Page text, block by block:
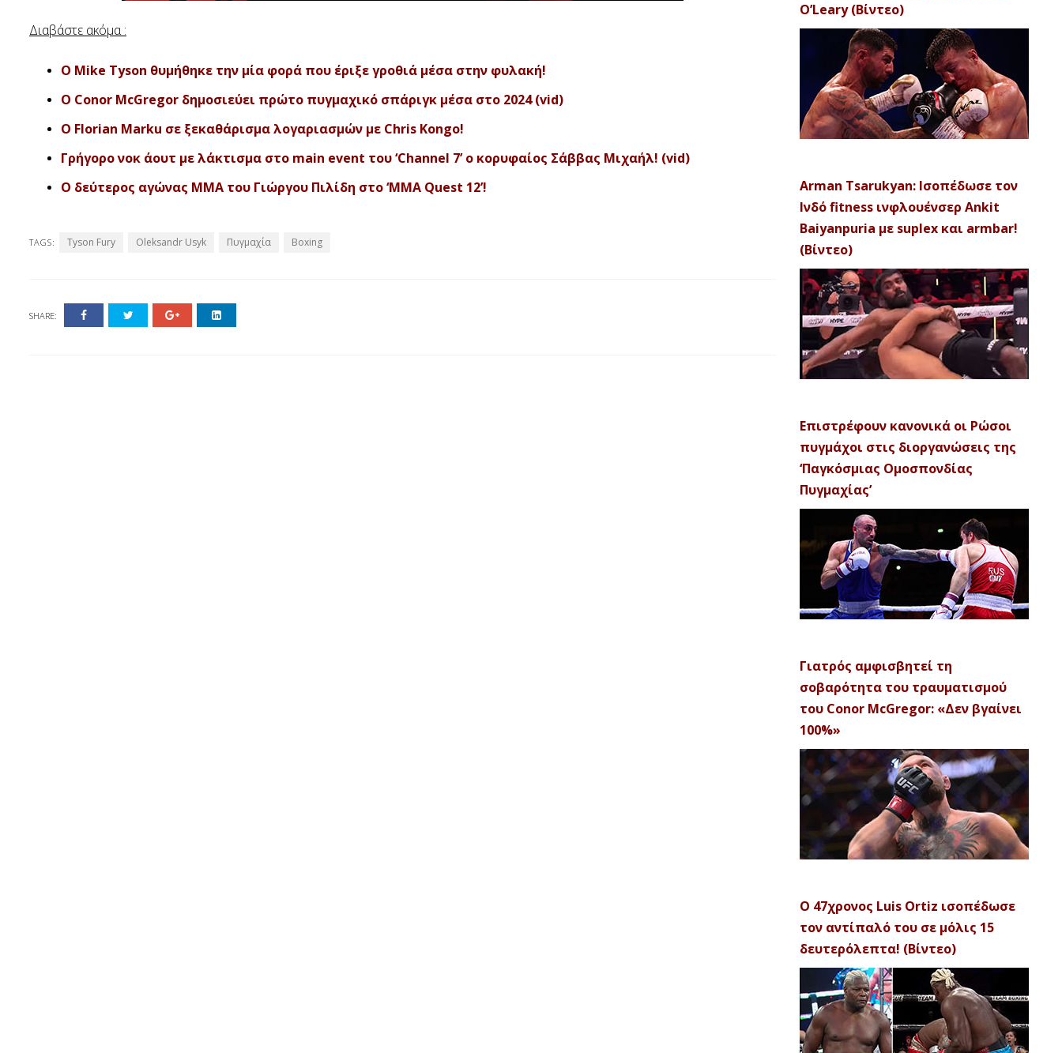
Διαβάστε ακόμα :
Ο Mike Tyson θυμήθηκε την μία φορά που έριξε γροθιά μέσα στην φυλακή!
Ο Conor McGregor δημοσιεύει πρώτο πυγμαχικό σπάριγκ μέσα στο 2024 (vid)
Ο Florian Marku σε ξεκαθάρισμα λογαριασμών με Chris Kongo!
Γρήγορο νοκ άουτ με λάκτισμα στο main event του ‘Channel 7’ ο κορυφαίος Σάββας Μιχαήλ! (vid)
Ο δεύτερος αγώνας ΜΜΑ του Γιώργου Πιλίδη στο ‘MMA Quest 12’!
TAGS: Tyson Fury Oleksandr Usyk Πυγμαχία Boxing
SHARE:
O’Leary (Βίντεο)
Arman Tsarukyan: Ισοπέδωσε τον
Ινδό fitness ινφλουένσερ Ankit
Baiyanpuria με suplex και armbar!
(Βίντεο)
Επιστρέφουν κανονικά οι Ρώσοι
πυγμάχοι στις διοργανώσεις της
‘Παγκόσμιας Ομοσπονδίας
Πυγμαχίας’
Γιατρός αμφισβητεί τη
σοβαρότητα του τραυματισμού
του Conor McGregor: «Δεν βγαίνει
100%»
Ο 47χρονος Luis Ortiz ισοπέδωσε
τον αντίπαλό του σε μόλις 15
δευτερόλεπτα! (Βίντεο)